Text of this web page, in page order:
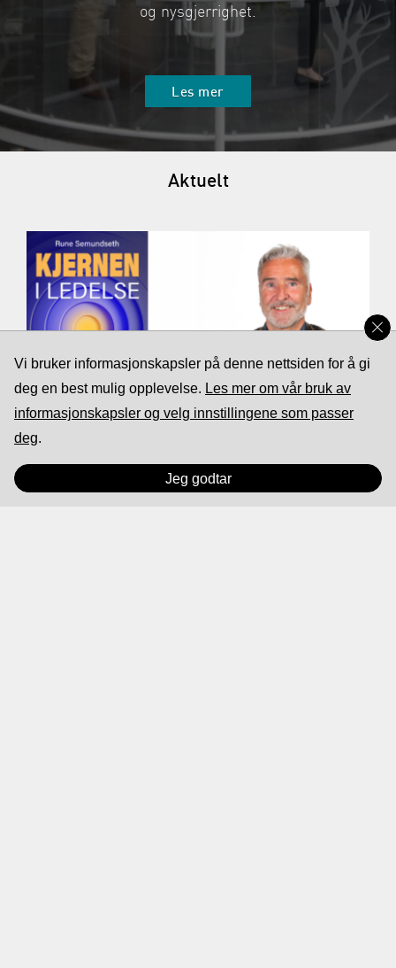
og nysgjerrighet.
Les mer
Aktuelt
Ny bok av forfatter og foredragsholder Rune
Semundseth
Vi bruker informasjonskapsler på denne nettsiden for å gi
deg en best mulig opplevelse. Les mer om vår bruk av
informasjonskapsler og velg innstillingene som passer
deg.
Jeg godtar